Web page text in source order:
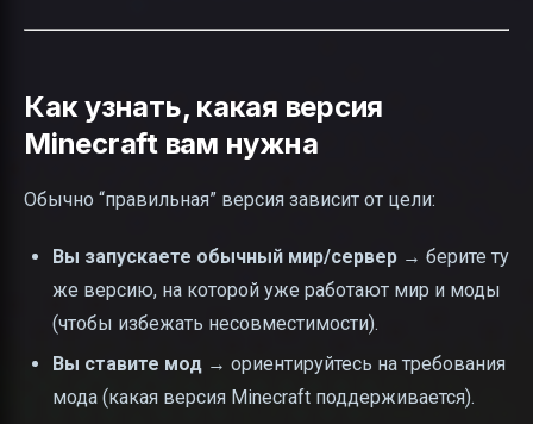
Как узнать, какая версия
Minecraft вам нужна
Обычно “правильная” версия зависит от цели:
Вы запускаете обычный мир/сервер → берите ту
же версию, на которой уже работают мир и моды
(чтобы избежать несовместимости).
Вы ставите мод → ориентируйтесь на требования
мода (какая версия Minecraft поддерживается).